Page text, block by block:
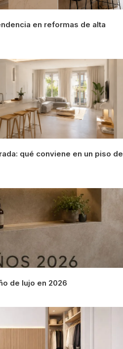
en reformas de alta
qué conviene en un piso de
de lujo en 2026